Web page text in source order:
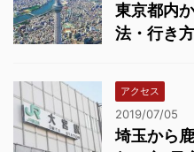
東京都内
法・行き
アクセス
2019/07/05
埼玉から